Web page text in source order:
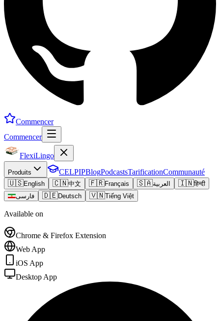
Commencer
Commencer
FlexiLingo
Produits CELPIPBlogPodcastsTarificationCommunauté
🇺🇸English 🇨🇳中文 🇫🇷Français 🇸🇦العربية 🇮🇳हिन्दी
فارسی
🇩🇪Deutsch 🇻🇳Tiếng Việt
Available on
Chrome & Firefox Extension
Web App
iOS App
Desktop App